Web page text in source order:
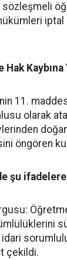
sözleşmeli
iptal
Kaybına
11.
olarak
öngören
şu
çekildi.